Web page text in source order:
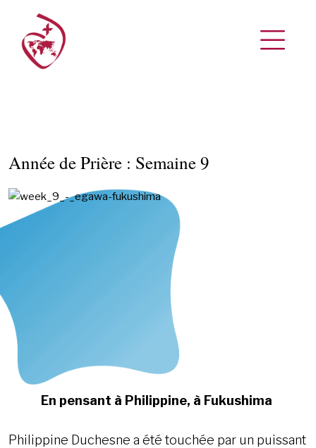
Année de Prière : Semaine 9
En pensant à Philippine, à Fukushima
Philippine Duchesne a été touchée par un puissant